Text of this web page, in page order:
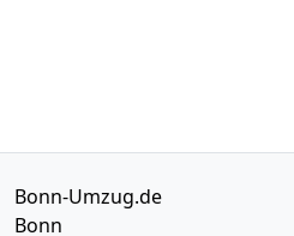
Bonn-Umzug.de
Bonn